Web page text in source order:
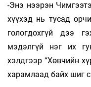
-Энэ нээрэн
хүүхэд нь тусад
гологдохгүй дээ
мэдэлгүй нэг их
хэлдгээр “Хөвчийн
харамлаад байх шиг